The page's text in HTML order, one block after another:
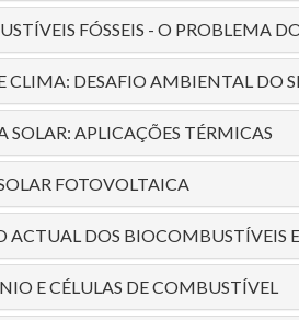
FÓSSEIS - O PROBLEMA
CLIMA: DESAFIO AMBIENTAL DO
SOLAR: APLICAÇÕES TÉRMICAS
FOTOVOLTAICA
ACTUAL DOS BIOCOMBUSTÍVEIS
E CÉLULAS DE COMBUSTÍVEL